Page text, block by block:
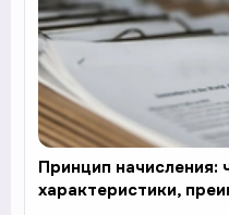
Принцип начисления:
характеристики,